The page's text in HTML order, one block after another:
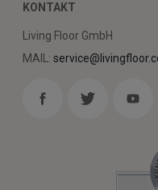
KONTAKT
Living Floor GmbH
MAIL: